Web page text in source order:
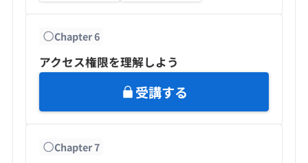
Chapter6
アクセス権限を理解しよう
受講する
Chapter7